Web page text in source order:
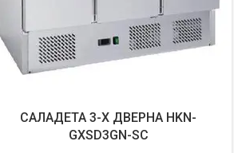
САЛАДЕТА 3-Х ДВЕРНА HKN-
GXSD3GN-SC